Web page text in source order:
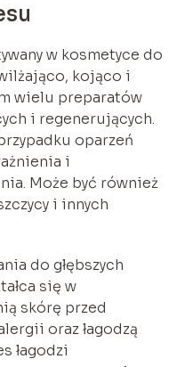
w kosmetyce do
kojąco i
wielu preparatów
i regenerujących.
oparzeń
i
Może być również
i innych
do głębszych
się w
skórę przed
oraz łagodzą
łagodzi